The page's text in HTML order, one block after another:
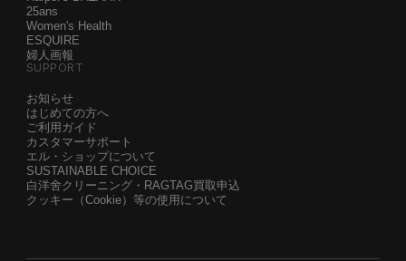
25ans
Women's Health
ESQUIRE
婦人画報
SUPPORT
お知らせ
はじめての方へ
ご利用ガイド
カスタマーサポート
エル・ショップについて
SUSTAINABLE CHOICE
白洋舍クリーニング・RAGTAG買取申込
クッキー（Cookie）等の使用について